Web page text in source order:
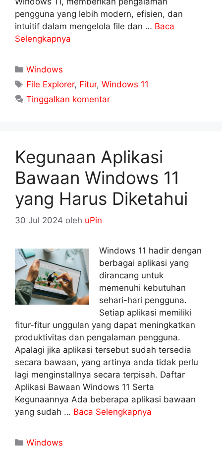
pengguna yang lebih modern, efisien, dan
intuitif dalam mengelola file dan … Baca
Selengkapnya
Kategori
Windows
Tag
File Explorer, Fitur,Windows 11
Tinggalkan komentar
Kegunaan Aplikasi
Bawaan Windows 11
yang Harus Diketahui
30 Jul 2024 oleh uPin
Windows 11 hadir dengan
berbagai aplikasi yang
dirancang untuk
memenuhi kebutuhan
sehari-hari pengguna.
Setiap aplikasi memiliki
fitur-fitur unggulan yang dapat meningkatkan
produktivitas dan pengalaman pengguna.
Apalagi jika aplikasi tersebut sudah tersedia
secara bawaan, yang artinya anda tidak perlu
lagi menginstallnya secara terpisah. Daftar
Aplikasi Bawaan Windows 11 Serta
Kegunaannya Ada beberapa aplikasi bawaan
yang sudah … Baca Selengkapnya
Kategori
Windows